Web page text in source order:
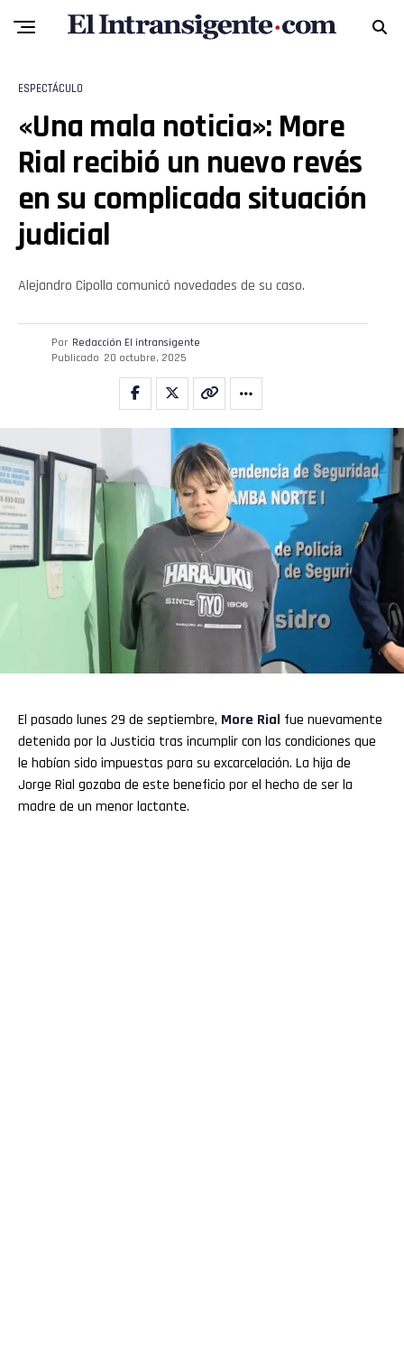
ESPECTÁCULO
«Una mala noticia»: More
Rial recibió un nuevo revés
en su complicada situación
judicial
Alejandro Cipolla comunicó novedades de su caso.
Por Redacción El intransigente
Publicado 20 octubre, 2025
El pasado lunes 29 de septiembre, More Rial fue nuevamente
detenida por la Justicia tras incumplir con las condiciones que
le habían sido impuestas para su excarcelación. La hija de
Jorge Rial gozaba de este beneficio por el hecho de ser la
madre de un menor lactante.
Flipboard
Pinterest
Whatsapp
Email